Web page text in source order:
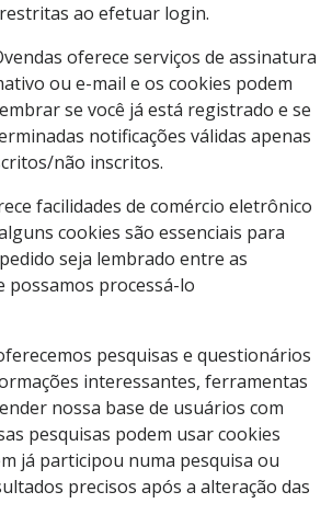
ao efetuar login.
oferece serviços de assinatura
ou e-mail e os cookies podem
se você já está registrado e se
notificações válidas apenas
não inscritos.
facilidades de comércio eletrônico
cookies são essenciais para
seja lembrado entre as
possamos processá-lo
pesquisas e questionários
interessantes, ferramentas
nossa base de usuários com
pesquisas podem usar cookies
já participou numa pesquisa ou
precisos após a alteração das